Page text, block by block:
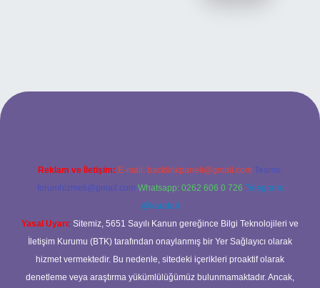
bahis sitesi
Reklam ve İletişim: E-mail: backlinkpaneli@gmail.com Teams:
forumhizmeti@gmail.com Whatsapp: 0262 606 0 726 Telegram:
@karabul
Yasal Uyarı: Sitemiz, 5651 Sayılı Kanun gereğince Bilgi Teknolojileri ve
İletişim Kurumu (BTK) tarafından onaylanmış bir Yer Sağlayıcı olarak
hizmet vermektedir. Bu nedenle, sitedeki içerikleri proaktif olarak
denetleme veya araştırma yükümlülüğümüz bulunmamaktadır. Ancak,